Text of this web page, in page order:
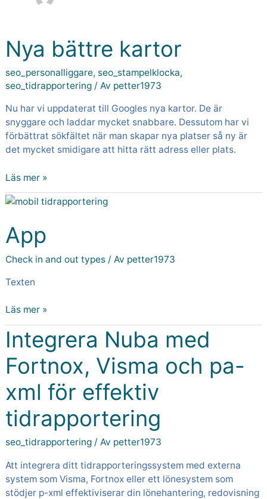
Nya bättre kartor
seo_personalliggare, seo_stampelklocka,
seo_tidrapportering / Av petter1973
Nu har vi uppdaterat till Googles nya kartor. De är
snyggare och laddar mycket snabbare. Dessutom har vi
förbättrat sökfältet när man skapar nya platser så ny är
det mycket smidigare att hitta rätt adress eller plats.
Nya
bättre
kartor
Läs mer »
App
Check in and out types / Av petter1973
Texten
App
Läs mer »
Integrera Nuba med
Fortnox, Visma och pa-
xml för effektiv
tidrapportering
seo_tidrapportering / Av petter1973
Att integrera ditt tidrapporteringssystem med externa
system som Visma, Fortnox eller ett lönesystem som
stödjer p-xml effektiviserar din lönehantering, redovisning
Integrera
Nuba
med
Fortnox,
Visma
och
pa-
xml
för
tidrapportering